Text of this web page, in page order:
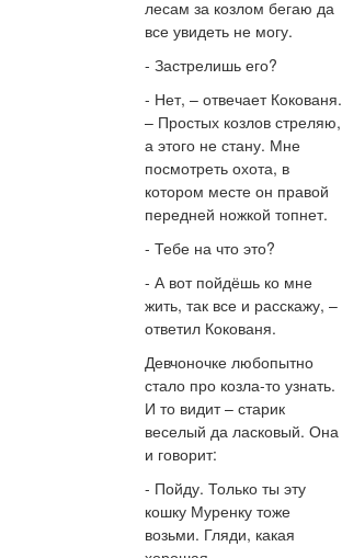
лесам за козлом бегаю да
все увидеть не могу.
- Застрелишь его?
- Нет, – отвечает Кокованя.
– Простых козлов стреляю,
а этого не стану. Мне
посмотреть охота, в
котором месте он правой
передней ножкой топнет.
- Тебе на что это?
- А вот пойдёшь ко мне
жить, так все и расскажу, –
ответил Кокованя.
Девчоночке любопытно
стало про козла-то узнать.
И то видит – старик
веселый да ласковый. Она
и говорит:
- Пойду. Только ты эту
кошку Муренку тоже
возьми. Гляди, какая